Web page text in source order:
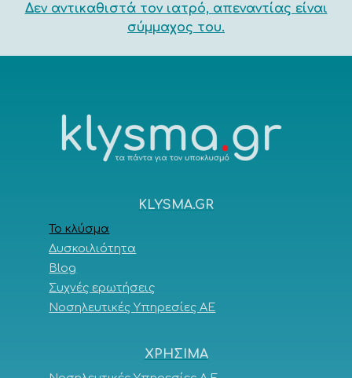
Δεν αντικαθιστά τον ιατρό, απεναντίας είναι
σύμμαχος του.
KLYSMA.GR
Το κλύσμα
Δυσκοιλιότητα
Blog
Συχνές ερωτήσεις
Νοσηλευτικές Υπηρεσίες ΑΕ
ΧΡΗΣΙΜΑ